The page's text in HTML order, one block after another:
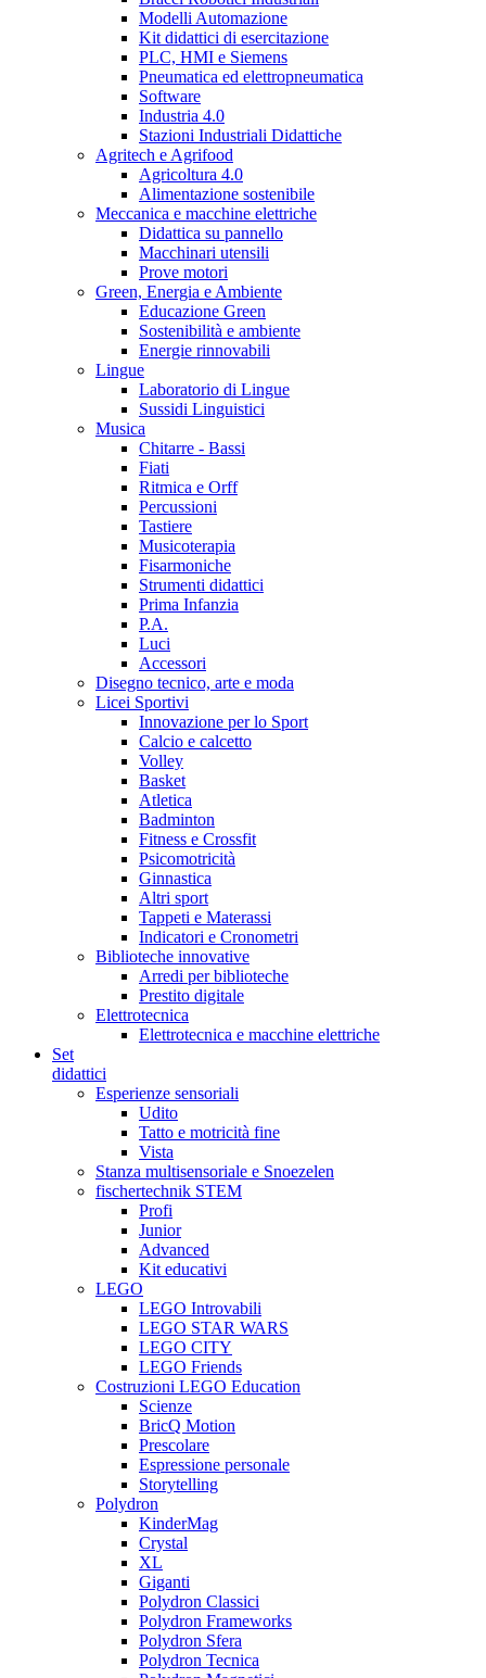
Modelli Automazione
Kit didattici di esercitazione
PLC, HMI e Siemens
Pneumatica ed elettropneumatica
Software
Industria 4.0
Stazioni Industriali Didattiche
Agritech e Agrifood
Agricoltura 4.0
Alimentazione sostenibile
Meccanica e macchine elettriche
Didattica su pannello
Macchinari utensili
Prove motori
Green, Energia e Ambiente
Educazione Green
Sostenibilità e ambiente
Energie rinnovabili
Lingue
Laboratorio di Lingue
Sussidi Linguistici
Musica
Chitarre - Bassi
Fiati
Ritmica e Orff
Percussioni
Tastiere
Musicoterapia
Fisarmoniche
Strumenti didattici
Prima Infanzia
P.A.
Luci
Accessori
Disegno tecnico, arte e moda
Licei Sportivi
Innovazione per lo Sport
Calcio e calcetto
Volley
Basket
Atletica
Badminton
Fitness e Crossfit
Psicomotricità
Ginnastica
Altri sport
Tappeti e Materassi
Indicatori e Cronometri
Biblioteche innovative
Arredi per biblioteche
Prestito digitale
Elettrotecnica
Elettrotecnica e macchine elettriche
Set
didattici
Esperienze sensoriali
Udito
Tatto e motricità fine
Vista
Stanza multisensoriale e Snoezelen
fischertechnik STEM
Profi
Junior
Advanced
Kit educativi
LEGO
LEGO Introvabili
LEGO STAR WARS
LEGO CITY
LEGO Friends
Costruzioni LEGO Education
Scienze
BricQ Motion
Prescolare
Espressione personale
Storytelling
Polydron
KinderMag
Crystal
XL
Giganti
Polydron Classici
Polydron Frameworks
Polydron Sfera
Polydron Tecnica